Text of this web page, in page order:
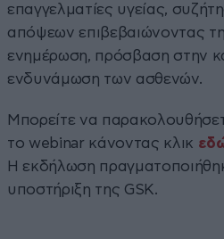
επαγγελματίες υγείας,
απόψεων επιβεβαιώνοντας
ενημέρωση, πρόσβαση στην
ενδυνάμωση των ασθενών.
Μπορείτε να
το webinar κάνοντας κλικ
Η εκδήλωση
υποστήριξη της GSK.